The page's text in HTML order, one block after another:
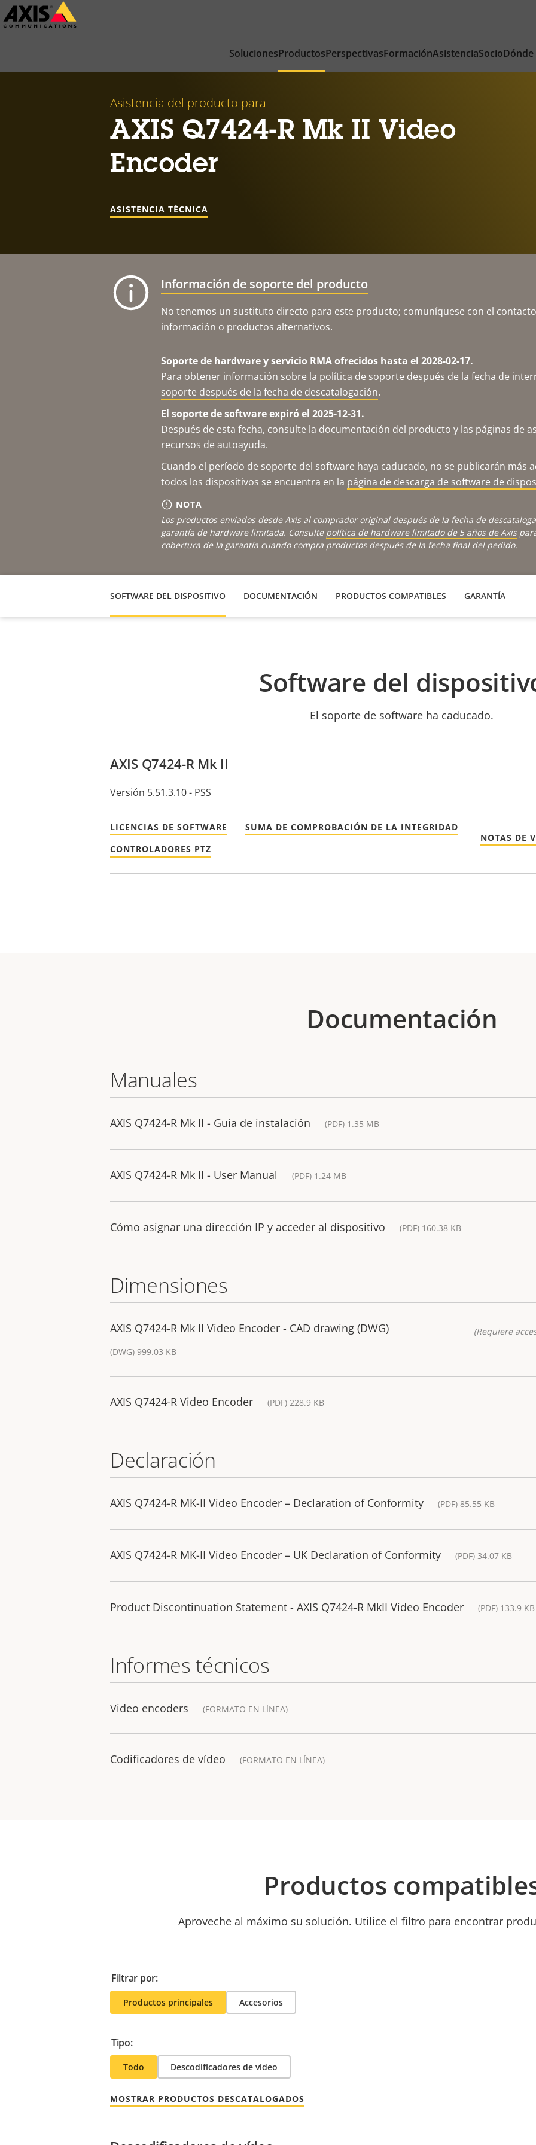
Saltar
al
SolucionesProductosPerspectivasFormaciónAsistenciaSocio
Asistencia del producto para
AXIS Q7424-R Mk II Video
Encoder
ASISTENCIA TÉCNICA
Información de soporte del producto
No tenemos un sustituto directo para este producto; comuníquese con el
información o productos alternativos.
Soporte de hardware y servicio RMA ofrecidos hasta el 2028-02-17.
Para obtener información sobre la política de soporte después de la fecha de
soporte después de la fecha de descatalogación.
El soporte de software expiró el 2025-12-31.
Después de esta fecha, consulte la documentación del producto y las páginas de
recursos de autoayuda.
Cuando el período de soporte del software haya caducado, no se publicarán más
todos los dispositivos se encuentra en la página de descarga de software de
NOTA
Los productos enviados desde Axis al comprador original después de la fecha de
garantía de hardware limitada. Consulte política de hardware limitado de 5 años de Axis
cobertura de la garantía cuando compra productos después de la fecha final del pedido.
SOFTWARE DEL DISPOSITIVO DOCUMENTACIÓN PRODUCTOS COMPATIBLES GARANTÍA
Software del
El soporte de software ha caducado.
AXIS Q7424-R Mk II
Versión 5.51.3.10 - PSS
LICENCIAS DE SOFTWARE
SUMA DE COMPROBACIÓN DE LA INTEGRIDAD
CONTROLADORES PTZ
NOTAS DE
Documentación
Manuales
AXIS Q7424-R Mk II - Guía de instalación (PDF) 1.35 MB
AXIS Q7424-R Mk II - User Manual (PDF) 1.24 MB
Cómo asignar una dirección IP y acceder al dispositivo (PDF) 160.38 KB
Dimensiones
AXIS Q7424-R Mk II Video Encoder - CAD drawing (DWG)
(DWG) 999.03 KB
(Requiere
AXIS Q7424-R Video Encoder (PDF) 228.9 KB
Declaración
AXIS Q7424-R MK-II Video Encoder – Declaration of Conformity (PDF) 85.55 KB
AXIS Q7424-R MK-II Video Encoder – UK Declaration of Conformity (PDF) 34.07 KB
Product Discontinuation Statement - AXIS Q7424-R MkII Video Encoder (PDF) 133.9 KB
Informes técnicos
Video encoders (FORMATO EN LÍNEA)
Codificadores de vídeo (FORMATO EN LÍNEA)
Productos
Aproveche al máximo su solución. Utilice el filtro para encontrar
Filtrar por:
Productos principales Accesorios
Tipo:
Todo Descodificadores de vídeo
MOSTRAR PRODUCTOS DESCATALOGADOS